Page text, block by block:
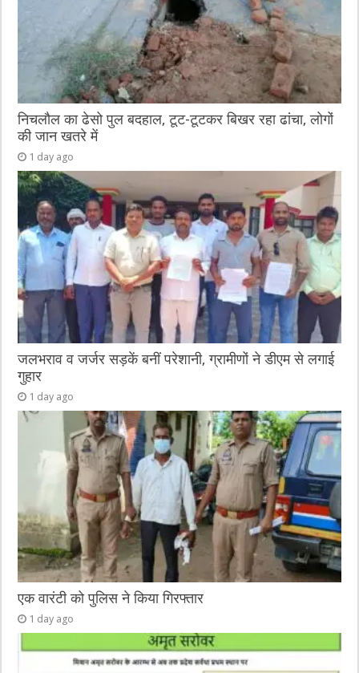
निचलौल का ढेसो पुल बदहाल, टूट-टूटकर बिखर रहा ढांचा, लोगों
की जान खतरे में
1 day ago
जलभराव व जर्जर सड़कें बनीं परेशानी, ग्रामीणों ने डीएम से लगाई
गुहार
1 day ago
एक वारंटी को पुलिस ने किया गिरफ्तार
1 day ago